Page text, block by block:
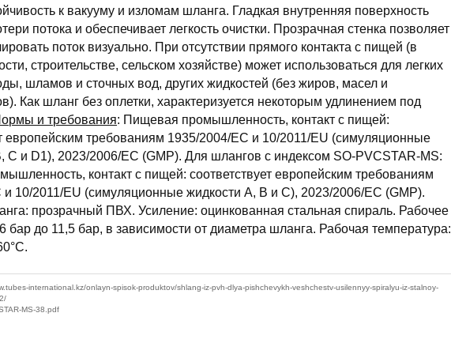
к вакууму и изломам шланга. Гладкая внутренняя поверхность
потока и обеспечивает легкость очистки. Прозрачная стенка позволяет
поток визуально. При отсутствии прямого контакта с пищей (в
строительстве, сельском хозяйстве) может использоваться для легких
шламов и сточных вод, других жидкостей (без жиров, масел и
Как шланг без оплетки, характеризуется некоторым удлинением под
и требования: Пищевая промышленность, контакт с пищей:
европейским требованиям 1935/2004/EC и 10/2011/EU (симуляционные
C и D1), 2023/2006/EC (GMP). Для шлангов с индексом SO-PVCSTAR-MS:
контакт с пищей: соответствует европейским требованиям
и 10/2011/EU (симуляционные жидкости A, B и C), 2023/2006/EC (GMP).
прозрачный ПВХ. Усиление: оцинкованная стальная спираль. Рабочее
бар до 11,5 бар, в зависимости от диаметра шланга. Рабочая температура:
international.kz/onlayn-spisok-produktov/shlang-iz-pvh-dlya-pishchevykh-veshchestv-usilennyy-spiralyu-iz-stalnoy-
MS-38.pdf